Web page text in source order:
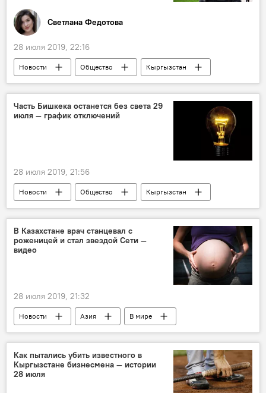
Светлана Федотова
28 июля 2019, 22:16
Новости Общество
Кыргызстан
США
профессор
Часть Бишкека останется без света 29
июля — график отключений
28 июля 2019, 21:56
Новости Общество
Кыргызстан
Бишкек
ОАО "Северэлектро"
электричество
В Казахстане врач станцевал с
роженицей и стал звездой Сети —
видео
28 июля 2019, 21:32
Новости Азия
В мире
Общество
Казахстан
Роды
Как пытались убить известного в
Кыргызстане бизнесмена — истории
28 июля